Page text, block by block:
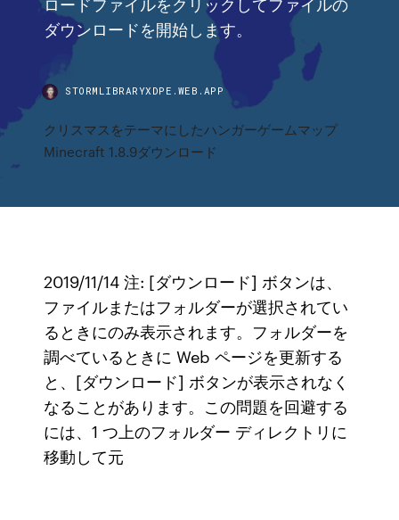
ダウンロードを開始します。
STORMLIBRARYXDPE.WEB.APP
クリスマスをテーマにしたハンガーゲームマップ
Minecraft 1.8.9ダウンロード
2019/11/14 注: [ダウンロード] ボタンは、
ファイルまたはフォルダーが選択されてい
るときにのみ表示されます。フォルダーを
調べているときに Web ページを更新する
と、[ダウンロード] ボタンが表示されなく
なることがあります。この問題を回避する
には、1 つ上のフォルダー ディレクトリに
移動して元